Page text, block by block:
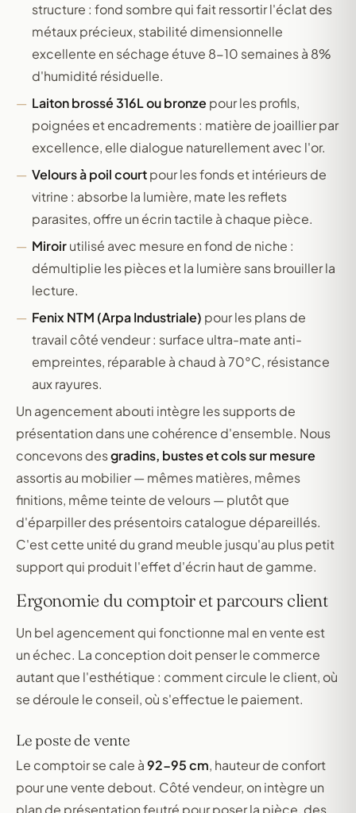
structure : fond sombre qui fait ressortir l'éclat des
métaux précieux, stabilité dimensionnelle
excellente en séchage étuve 8-10 semaines à 8%
d'humidité résiduelle.
Laiton brossé 316L ou bronze pour les profils,
poignées et encadrements : matière de joaillier par
excellence, elle dialogue naturellement avec l'or.
Velours à poil courtpour les fonds et intérieurs de
vitrine : absorbe la lumière, mate les reflets
parasites, offre un écrin tactile à chaque pièce.
Miroirutilisé avec mesure en fond de niche :
démultiplie les pièces et la lumière sans brouiller la
lecture.
Fenix NTM (Arpa Industriale) pour les plans de
travail côté vendeur : surface ultra-mate anti-
empreintes, réparable à chaud à 70°C, résistance
aux rayures.
Un agencement abouti intègre les supports de
présentation dans une cohérence d'ensemble. Nous
concevons desgradins, bustes et cols sur mesure
assortis au mobilier — mêmes matières, mêmes
finitions, même teinte de velours — plutôt que
d'éparpiller des présentoirs catalogue dépareillés.
C'est cette unité du grand meuble jusqu'au plus petit
support qui produit l'effet d'écrin haut de gamme.
Ergonomie du comptoir et parcours client
Un bel agencement qui fonctionne mal en vente est
un échec. La conception doit penser le commerce
autant que l'esthétique : comment circule le client, où
se déroule le conseil, où s'effectue le paiement.
Le poste de vente
Le comptoir se cale à92-95 cm, hauteur de confort
pour une vente debout. Côté vendeur, on intègre un
plan de présentation feutré pour poser la pièce, des